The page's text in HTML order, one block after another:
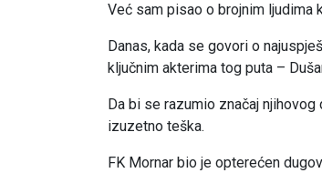
Već sam pisao o brojnim ljudima
Danas, kada se govori o
ključnim akterima tog puta –
Da bi se razumio značaj
izuzetno teška.
FK Mornar bio je opterećen